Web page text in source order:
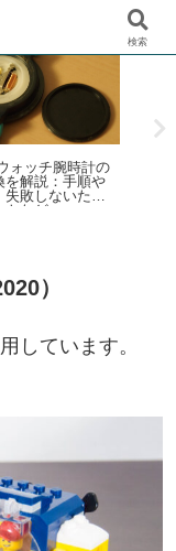
ォッチ腕時計の
を解説：手順や
失敗しないため
トなど
）
しています。
検索